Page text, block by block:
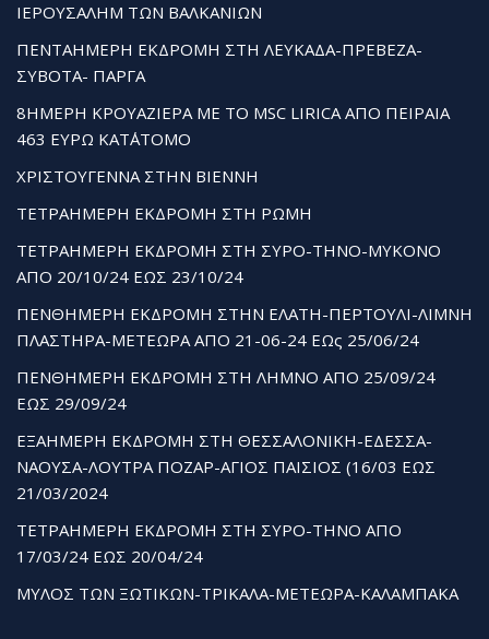
ΙΕΡΟΥΣΑΛΗΜ ΤΩΝ ΒΑΛΚΑΝΙΩΝ
ΠΕΝΤΑΗΜΕΡΗ ΕΚΔΡΟΜΗ ΣΤΗ ΛΕΥΚΑΔΑ-ΠΡΕΒΕΖΑ-
ΣΥΒΟΤΑ- ΠΑΡΓΑ
8ΗΜΕΡΗ ΚΡΟΥΑΖΙΕΡΑ ΜΕ ΤΟ MSC LIRICA ΑΠΟ ΠΕΙΡΑΙΑ
463 ΕΥΡΩ ΚΑΤ΄ΑΤΟΜΟ
ΧΡΙΣΤΟΥΓΕΝΝΑ ΣΤΗΝ ΒΙΕΝΝΗ
ΤΕΤΡΑΗΜΕΡΗ ΕΚΔΡΟΜΗ ΣΤΗ ΡΩΜΗ
ΤΕΤΡΑΗΜΕΡΗ ΕΚΔΡΟΜΗ ΣΤΗ ΣΥΡΟ-ΤΗΝΟ-ΜΥΚΟΝΟ
ΑΠΟ 20/10/24 ΕΩΣ 23/10/24
ΠΕΝΘΗΜΕΡΗ ΕΚΔΡΟΜΗ ΣΤΗΝ ΕΛΑΤΗ-ΠΕΡΤΟΥΛΙ-ΛΙΜΝΗ
ΠΛΑΣΤΗΡΑ-ΜΕΤΕΩΡΑ ΑΠΟ 21-06-24 ΕΩς 25/06/24
ΠΕΝΘΗΜΕΡΗ ΕΚΔΡΟΜΗ ΣΤΗ ΛΗΜΝΟ ΑΠΟ 25/09/24
ΕΩΣ 29/09/24
ΕΞΑΗΜΕΡΗ ΕΚΔΡΟΜΗ ΣΤΗ ΘΕΣΣΑΛΟΝΙΚΗ-ΕΔΕΣΣΑ-
ΝΑΟΥΣΑ-ΛΟΥΤΡΑ ΠΟΖΑΡ-ΑΓΙΟΣ ΠΑΙΣΙΟΣ (16/03 ΕΩΣ
21/03/2024
ΤΕΤΡΑΗΜΕΡΗ ΕΚΔΡΟΜΗ ΣΤΗ ΣΥΡΟ-ΤΗΝΟ ΑΠΟ
17/03/24 ΕΩΣ 20/04/24
ΜΥΛΟΣ ΤΩΝ ΞΩΤΙΚΩΝ-ΤΡΙΚΑΛΑ-ΜΕΤΕΩΡΑ-ΚΑΛΑΜΠΑΚΑ